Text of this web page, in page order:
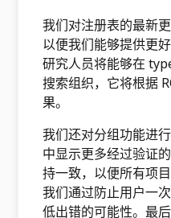
我们对注册表的最新
以便我们能够提供更
研究人员将能够在
搜索组织，它将根据
果。
我们还对分组功能进
中显示更多经过验证
持一致，以便所有项
我们通过防止用户一
低出错的可能性。最